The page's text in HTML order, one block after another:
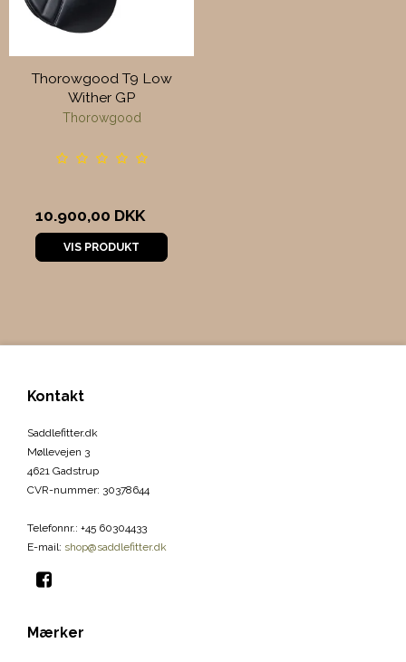
Thorowgood T9 Low
Wither GP
Thorowgood
10.900,00 DKK
VIS PRODUKT
Kontakt
Saddlefitter.dk
Møllevejen 3
4621 Gadstrup
CVR-nummer: 30378644
Telefonnr.: +45 60304433
E-mail: shop@saddlefitter.dk
Mærker